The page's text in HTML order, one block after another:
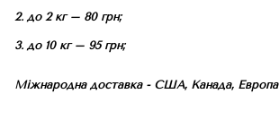
2. до 2 кг – 80 грн;
3. до 10 кг – 95 грн;
Міжнародна доставка - США, Канада, Европа